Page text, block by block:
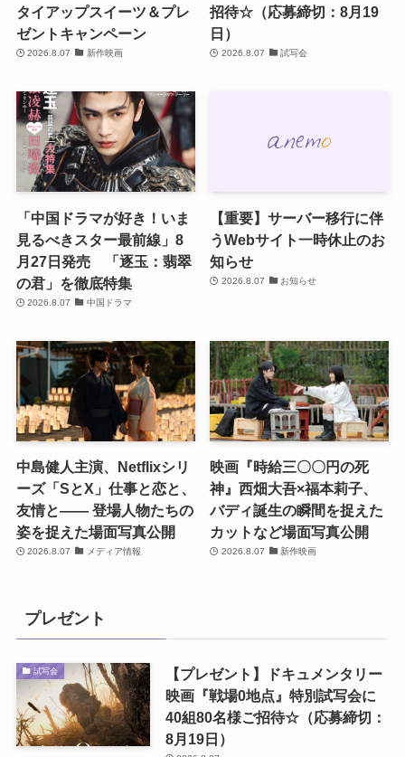
タイアップスイーツ＆プレ
ゼントキャンペーン
2026.8.07 新作映画
招待☆（応募締切：8月19
日）
2026.8.07 試写会
「中国ドラマが好き！いま
見るべきスター最前線」8
月27日発売 「逐玉：翡翠
の君」を徹底特集
2026.8.07 中国ドラマ
【重要】サーバー移行に伴
うWebサイト一時休止のお
知らせ
2026.8.07 お知らせ
中島健人主演、Netflixシリ
ーズ「SとX」仕事と恋と、
友情と―― 登場人物たちの
姿を捉えた場面写真公開
2026.8.07 メディア情報
映画『時給三〇〇円の死
神』西畑大吾×福本莉子、
バディ誕生の瞬間を捉えた
カットなど場面写真公開
2026.8.07 新作映画
プレゼント
試写会
【プレゼント】ドキュメンタリー
映画『戦場0地点』特別試写会に
40組80名様ご招待☆（応募締切：
8月19日）